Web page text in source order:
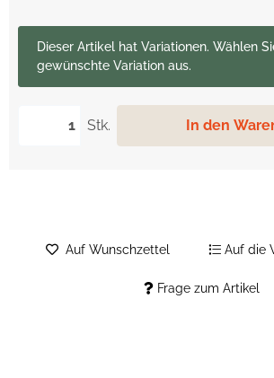
Stk. In den
xDieser Artikel hat Variationen. Wählen
gewünschte Variation aus.
Frage zum Artikel
Auf Wunschzettel Auf die